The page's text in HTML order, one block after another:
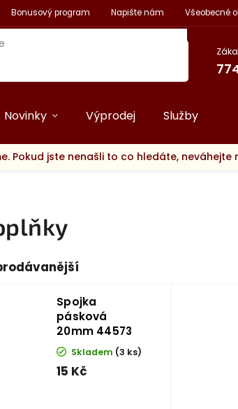
Bonusový program Napište nám Všeobecné
Novinky Výprodej Služby
Pokud jste nenašli to co hledáte,
Spojka
pásková
20mm 44573
Skladem (3 ks)
15 Kč